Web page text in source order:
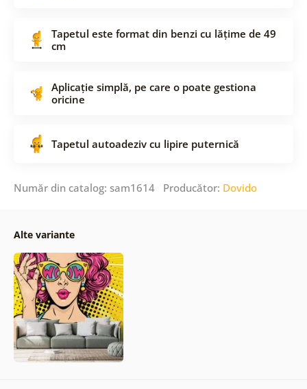
Tapetul este format din benzi cu lățime de 49
cm
Aplicație simplă, pe care o poate gestiona
oricine
Tapetul autoadeziv cu lipire puternică
Număr din catalog: sam1614 Producător: Dovido
Alte variante